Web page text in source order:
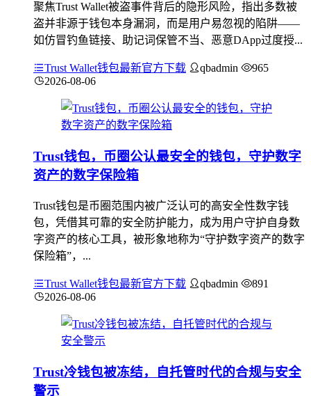
聚焦Trust Wallet被盗事件背后的隐形风险，指出多数被
盗并非源于钱包本身漏洞，而是用户易忽视的陷阱——
如仿冒钓鱼链接、助记词保管不当、恶意DApp过度授...
Trust Wallet钱包最新官方下载 qbadmin
965
2026-08-06
Trust钱包，币圈公认最安全的钱包，守护数字
资产的数字保险箱
Trust钱包是币圈范围内被广泛认可的高安全性数字钱
包，凭借其可靠的安全防护能力，成为用户守护自身数
字资产的核心工具，被形象地称为“守护数字资产的数字
保险箱”，...
Trust Wallet钱包最新官方下载 qbadmin
891
2026-08-06
Trust冷钱包被冻结，自托管时代的合规与安全
警示